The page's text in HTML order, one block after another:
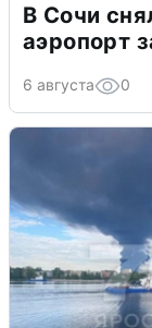
В Сочи
аэропорт
6 августа 0